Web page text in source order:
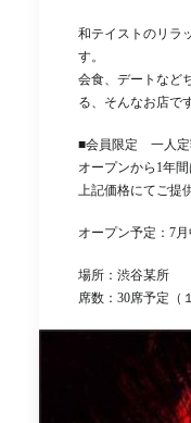
和テイストのリラ
す。
会食、デートなど
る、そんなお店です
■会員限定 一人定
オープンから1年
上記価格にてご提
オープン予定：7月
場所：渋谷某所
席数：30席予定（
ドリンク：すき焼
メニューとさせて